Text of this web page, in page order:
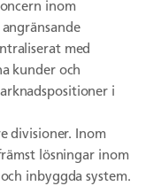
inom
med
kunder och
i
divisioner. Inom
lösningar inom
inbyggda system.